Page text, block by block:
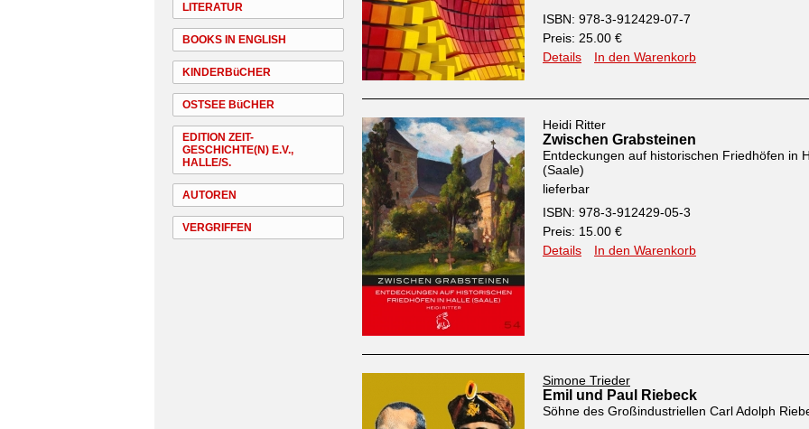
LITERATUR
BOOKS IN ENGLISH
KINDERBüCHER
OSTSEE BüCHER
EDITION ZEIT-
GESCHICHTE(N) E.V.,
HALLE/S.
AUTOREN
VERGRIFFEN
ISBN: 978-3-912429-07-7
Preis: 25.00 €
Details
In den Warenkorb
Heidi Ritter
Zwischen Grabsteinen
Entdeckungen auf historischen Friedhöfen in
(Saale)
lieferbar
ISBN: 978-3-912429-05-3
Preis: 15.00 €
Details
In den Warenkorb
Simone Trieder
Emil und Paul Riebeck
Söhne des Großindustriellen Carl Adolph